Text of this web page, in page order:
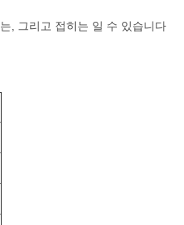
, 그리고 접히는 일 수 있습니다